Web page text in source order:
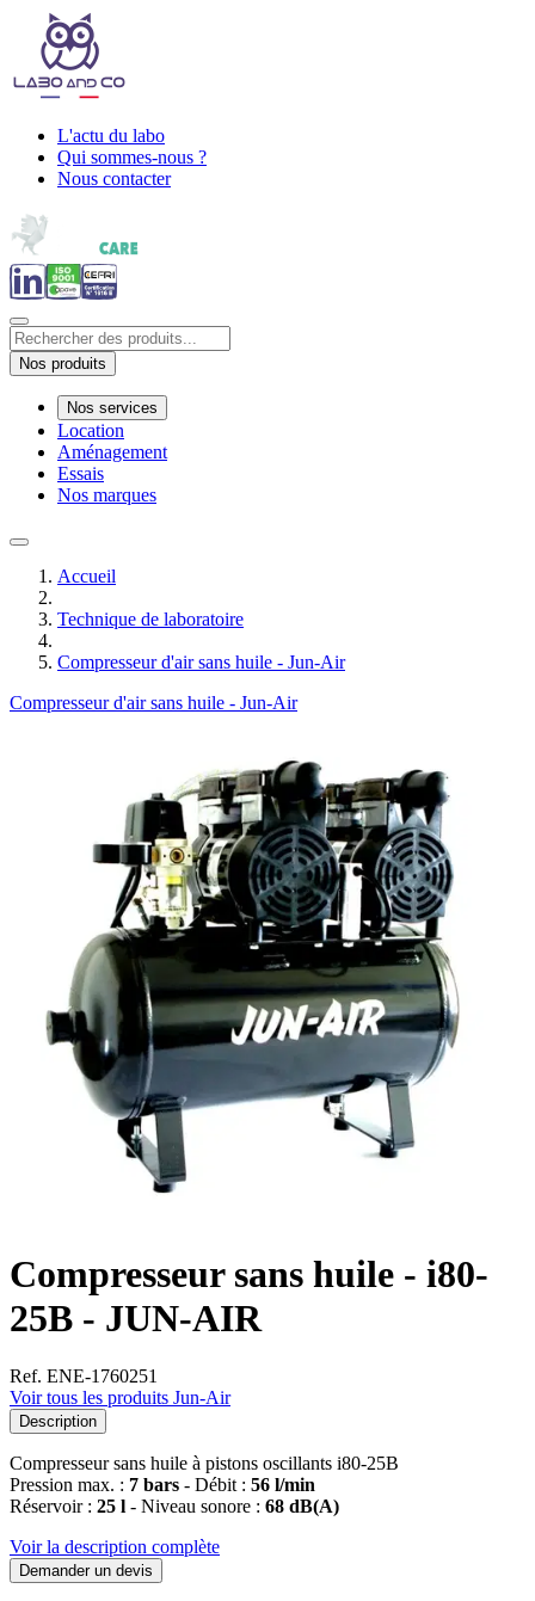
L'actu du labo
Qui sommes-nous ?
Nous contacter
Nos produits
Nos services
Location
Aménagement
Essais
Nos marques
Accueil
Technique de laboratoire
Compresseur d'air sans huile - Jun-Air
Compresseur d'air sans huile - Jun-Air
Compresseur sans huile - i80-
25B - JUN-AIR
Ref. ENE-1760251
Voir tous les produits Jun-Air
Description
Compresseur sans huile à pistons oscillants i80-25B
Pression max. : 7 bars - Débit : 56 l/min
Réservoir : 25 l - Niveau sonore : 68 dB(A)
Voir la description complète
Demander un devis